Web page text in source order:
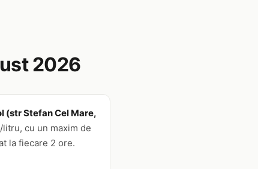
2026
(str Stefan Cel Mare,
cu un maxim de
la fiecare 2 ore.